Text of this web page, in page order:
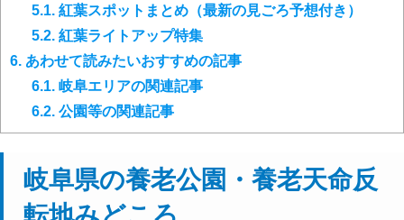
5.1. 紅葉スポットまとめ（最新の見ごろ予想付き）
5.2. 紅葉ライトアップ特集
6. あわせて読みたいおすすめの記事
6.1. 岐阜エリアの関連記事
6.2. 公園等の関連記事
岐阜県の養老公園・養老天命反